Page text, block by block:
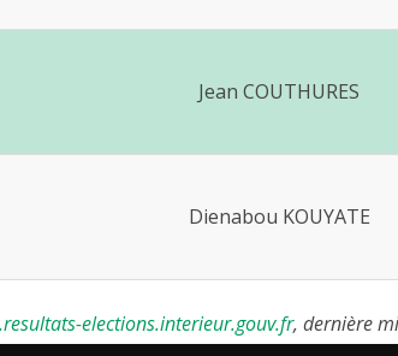
Jean COUTHURES
Dienabou KOUYATE
elections.interieur.gouv.fr, dernière